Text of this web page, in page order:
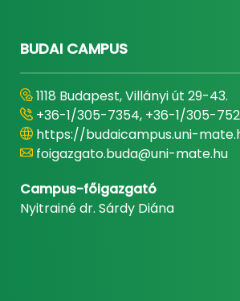
BUDAI CAMPUS
1118 Budapest, Villányi út 29-43.
+36-1/305-7354, +36-1/305-
https://budaicampus.uni-
foigazgato.buda@uni-mate.hu
Campus-főigazgató
Nyitrainé dr. Sárdy Diána